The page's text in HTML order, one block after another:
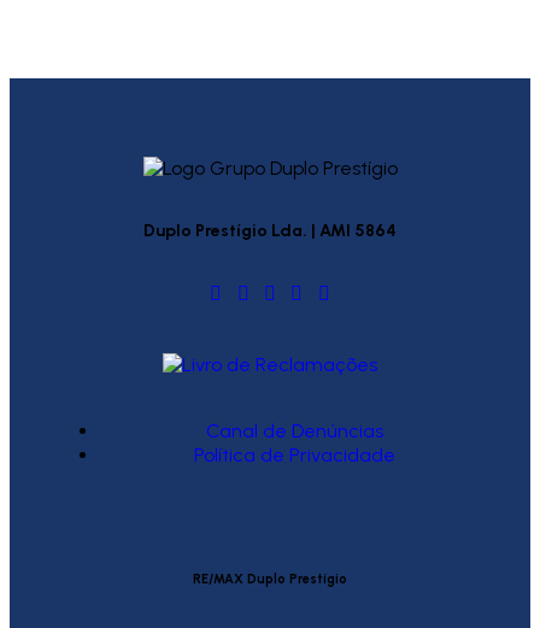
Duplo Prestígio Lda. | AMI 5864
Canal de Denúncias
Política de Privacidade
RE/MAX Duplo Prestígio